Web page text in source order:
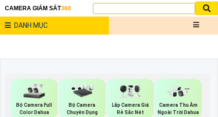
CAMERA GIÁM SÁT360
DANH MỤC
Bộ Camera Full
Color Dahua
Bộ Camera
Chuyên Dụng
Lắp Camera Giá
Rẻ Sắc Nét
Camera Thu Âm
Ngoài Trời Dahua